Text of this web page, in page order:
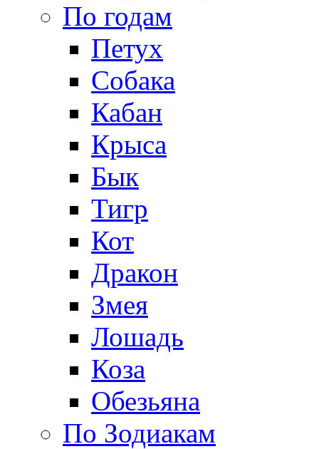
По годам
Петух
Собака
Кабан
Крыса
Бык
Тигр
Кот
Дракон
Змея
Лошадь
Коза
Обезьяна
По Зодиакам